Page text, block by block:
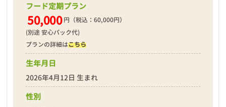
フード定期プラン
50,000 円（税込：60,000円）
(別途 安心パック代)
プランの詳細はこちら
生年月日
2026年4月12日 生まれ
性別